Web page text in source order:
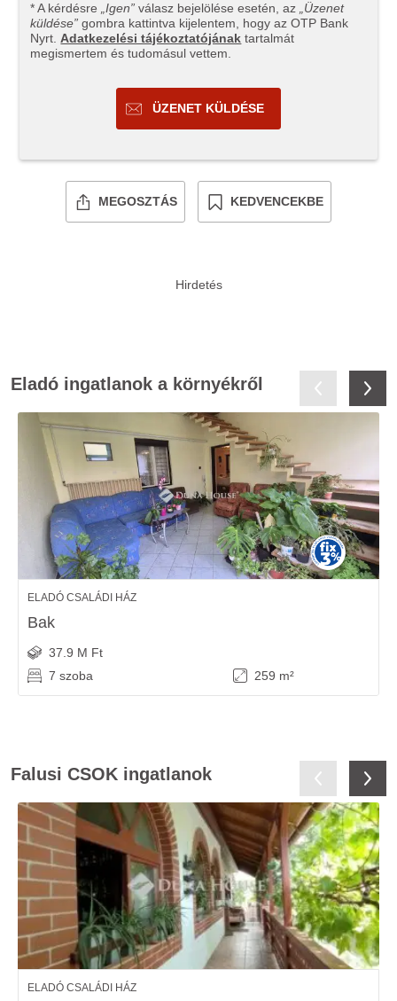
* A kérdésre „Igen” válasz bejelölése esetén, az
„Üzenet
küldése” gombra kattintva kijelentem, hogy az OTP Bank
Nyrt. Adatkezelési tájékoztatójának tartalmát
megismertem és tudomásul vettem.
ÜZENET KÜLDÉSE
MEGOSZTÁS KEDVENCEKBE
Eladó ingatlanok a környékről
ELADÓ CSALÁDI HÁZ
Bak
37.9 M Ft
7 szoba
259 m²
Falusi CSOK ingatlanok
ELADÓ CSALÁDI HÁZ